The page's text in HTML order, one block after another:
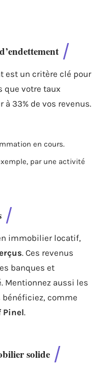
est un critère clé pour
que votre taux
33% de vos revenus.
en cours.
par une activité
immobilier locatif,
. Ces revenus
banques et
Mentionnez aussi les
comme
.
solide